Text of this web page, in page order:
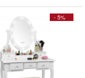
- 5%